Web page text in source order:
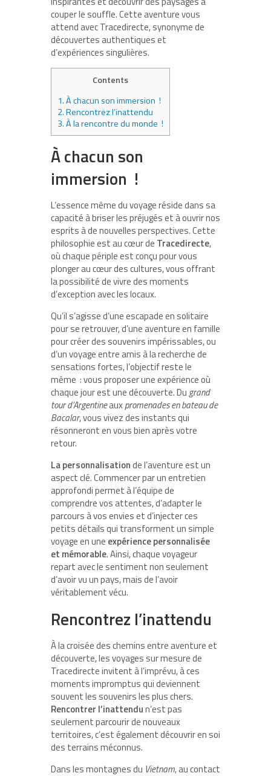
couper le souffle. Cette aventure vous
attend avec Tracedirecte, synonyme de
découvertes authentiques et
d’expériences singulières.
Contents
1.À chacun son immersion !
2.Rencontrez l’inattendu
3.À la rencontre du monde !
À chacun son
immersion !
L’essence même du voyage réside dans sa
capacité à briser les préjugés et à ouvrir nos
esprits à de nouvelles perspectives. Cette
philosophie est au cœur de Tracedirecte,
où chaque périple est conçu pour vous
plonger au cœur des cultures, vous offrant
la possibilité de vivre des moments
d’exception avec les locaux.
Qu’il s’agisse d’une escapade en solitaire
pour se retrouver, d’une aventure en famille
pour créer des souvenirs impérissables, ou
d’un voyage entre amis à la recherche de
sensations fortes, l’objectif reste le
même : vous proposer une expérience où
chaque jour est une découverte. Dugrand
tour d’Argentineauxpromenades en bateau de
Bacalar, vous vivez des instants qui
résonneront en vous bien après votre
retour.
La personnalisationde l’aventure est un
aspect clé. Commencer par un entretien
approfondi permet à l’équipe de
comprendre vos attentes, d’adapter le
parcours à vos envies et d’injecter ces
petits détails qui transforment un simple
voyage en une expérience personnalisée
et mémorable. Ainsi, chaque voyageur
repart avec le sentiment non seulement
d’avoir vu un pays, mais de l’avoir
véritablement vécu.
Rencontrez l’inattendu
À la croisée des chemins entre aventure et
découverte, les voyages sur mesure de
Tracedirecte invitent à l’imprévu, à ces
moments impromptus qui deviennent
souvent les souvenirs les plus chers.
Rencontrer l’inattendun’est pas
seulement parcourir de nouveaux
territoires, c’est également découvrir en soi
des terrains méconnus.
Dans les montagnes du Vietnam, au contact